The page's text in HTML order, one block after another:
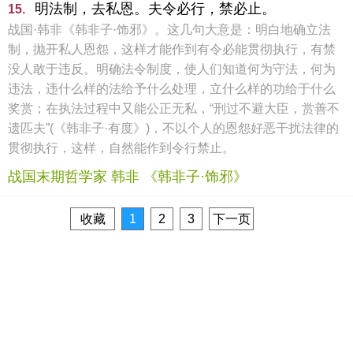
15. 明法制，去私恩。夫令必行，禁必止。
战国·韩非《韩非子·饰邪》。这几句大意是：明白地确立法
制，抛开私人恩怨，这样才能作到有令必能贯彻执行，有禁
没人敢于违反。明确法令制度，使人们知道何为守法，何为
违法，违什么样的法给予什么处理，立什么样的功给于什么
奖赏；在执法过程中又能公正无私，“刑过不避大臣，赏善不
遗匹夫”(《韩非子·有度》)，不以个人的恩怨好恶干扰法律的
贯彻执行，这样，自然能作到令行禁止。
战国末期哲学家 韩非 《韩非子·饰邪》
收藏 1 2 3 下一页